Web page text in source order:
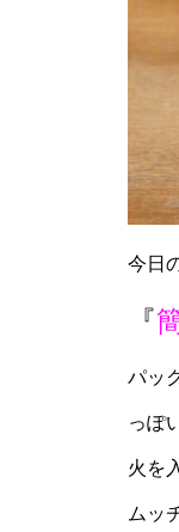
今日
『
パッ
っぽ
火を
ムッ